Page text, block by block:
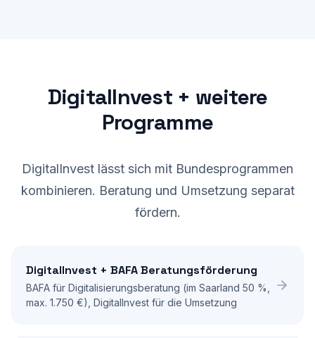
DigitalInvest + weitere
Programme
DigitalInvest lässt sich mit Bundesprogrammen
kombinieren. Beratung und Umsetzung separat
fördern.
DigitalInvest + BAFA Beratungsförderung
BAFA für Digitalisierungsberatung (im Saarland 50 %,
max. 1.750 €), DigitalInvest für die Umsetzung